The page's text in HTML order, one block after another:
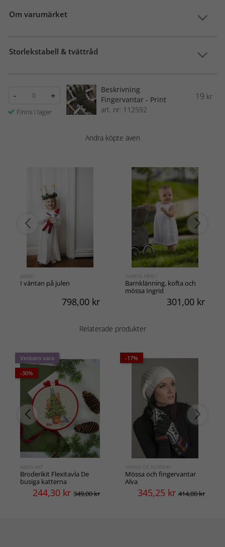
Om varumärket
Storlekstabell & tvättråd
- +
Finns i lager
Beskrivning
Fingervantar - Print
art. nr: 112592
19 kr
Andra köpte även
JÄRBO
I väntan på julen
798,00 kr
SVARTA FÅRET
Barnklänning, kofta och
mössa Ingrid
301,00 kr
Relaterade produkter
Veckans vara
-30%
ABRIS ART
Broderikit Flexitavla De
busiga katterna
244,30 kr 349,00 kr
-17%
VIKING OF NORWAY
Mössa och fingervantar
Alva
345,25 kr 414,00 kr